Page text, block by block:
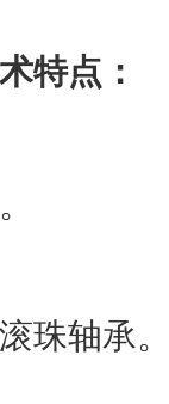
特点：
珠轴承